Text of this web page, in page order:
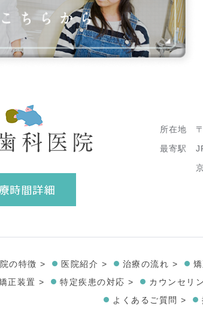
所在地
最寄駅
の特徴 > 医院紹介 > 治療の流れ >
正装置 >
特定疾患の対応 > カウンセリ
よくあるご質問 >